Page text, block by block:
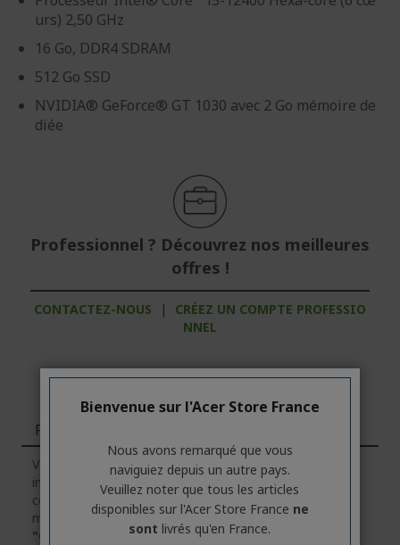
urs) 2,50 GHz
16 Go, DDR4 SDRAM
512 Go SSD
NVIDIA® GeForce® GT 1030 avec 2 Go mémoire de
diée
Professionnel ? Découvrez nos meilleures
offres !
CONTACTEZ-NOUS |
CRÉEZ UN COMPTE PROFESSIO
NNEL
Fonctions
Veuillez noter que l'onglet"Fonctions" contient des
informations générales sur la série des produits. Pour
connaître les caractéristiques techniques exactes du
modèle sélectionné, veuillezcliquer sur l'onglet
"Caractéristiques".
Bienvenue sur l'Acer Store France
Nous avons remarqué que vous
naviguiez depuis un autre pays.
Veuillez noter que tous les articles
disponibles sur l'Acer Store France ne
sont livrés qu'en France.